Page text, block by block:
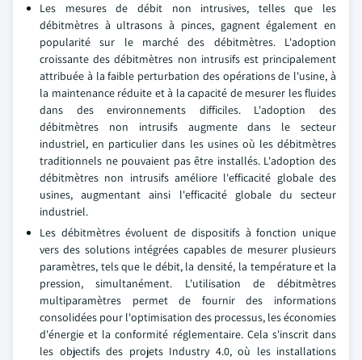
Les mesures de débit non intrusives, telles que les
débitmètres à ultrasons à pinces, gagnent également en
popularité sur le marché des débitmètres. L'adoption
croissante des débitmètres non intrusifs est principalement
attribuée à la faible perturbation des opérations de l'usine, à
la maintenance réduite et à la capacité de mesurer les fluides
dans des environnements difficiles. L'adoption des
débitmètres non intrusifs augmente dans le secteur
industriel, en particulier dans les usines où les débitmètres
traditionnels ne pouvaient pas être installés. L'adoption des
débitmètres non intrusifs améliore l'efficacité globale des
usines, augmentant ainsi l'efficacité globale du secteur
industriel.
Les débitmètres évoluent de dispositifs à fonction unique
vers des solutions intégrées capables de mesurer plusieurs
paramètres, tels que le débit, la densité, la température et la
pression, simultanément. L'utilisation de débitmètres
multiparamètres permet de fournir des informations
consolidées pour l'optimisation des processus, les économies
d'énergie et la conformité réglementaire. Cela s'inscrit dans
les objectifs des projets Industry 4.0, où les installations